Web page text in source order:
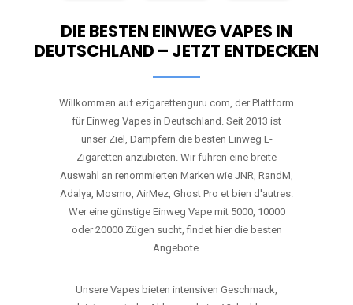
DIE BESTEN EINWEG VAPES IN
DEUTSCHLAND – JETZT ENTDECKEN
Willkommen auf ezigarettenguru.com, der Plattform
für Einweg Vapes in Deutschland. Seit 2013 ist
unser Ziel, Dampfern die besten Einweg E-
Zigaretten anzubieten. Wir führen eine breite
Auswahl an renommierten Marken wie JNR, RandM,
Adalya, Mosmo, AirMez, Ghost Pro et bien d'autres.
Wer eine günstige Einweg Vape mit 5000, 10000
oder 20000 Zügen sucht, findet hier die besten
Angebote.
Unsere Vapes bieten intensiven Geschmack,